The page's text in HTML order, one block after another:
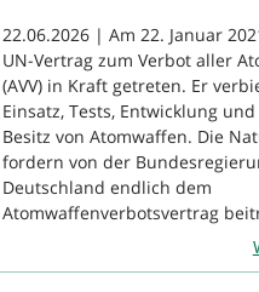
22.06.2026 | Am 22. Januar
UN-Vertrag zum Verbot aller
(AVV) in Kraft getreten. Er
Einsatz, Tests, Entwicklung
Besitz von Atomwaffen. Die
fordern von der
Deutschland endlich dem
Atomwaffenverbotsvertrag